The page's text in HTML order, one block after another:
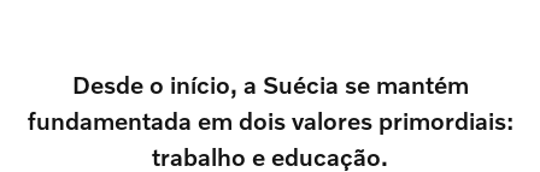
Desde o início, a Suécia se mantém
fundamentada em dois valores primordiais:
trabalho e educação.